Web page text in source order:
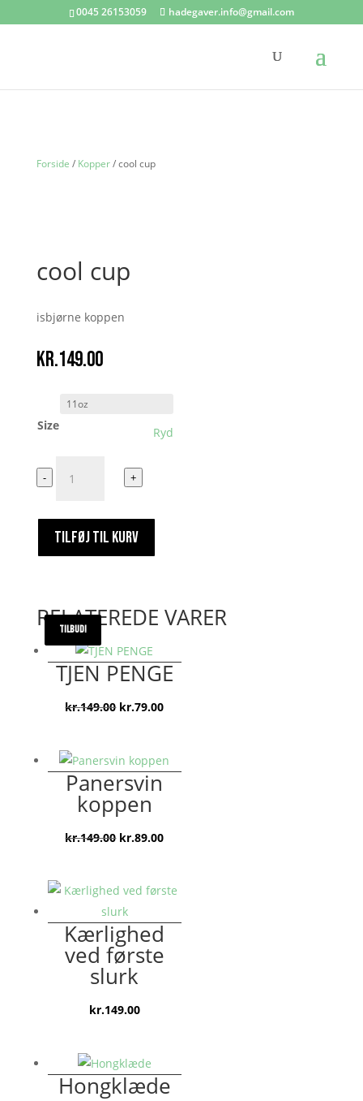
0045 26153059 hadegaver.info@gmail.com
Forside / Kopper/ cool cup
cool cup
isbjørne koppen
kr.149.00
Size Ryd
cool
cup
- +
TILFØJ TIL KURV
RELATEREDE VARER
TILBUD!
TJEN PENGE
kr.149.00 Den
var:
kr.149.00.
kr.79.00Den
er:
TILBUD!
Panersvin
koppen
kr.149.00 Den
var:
kr.149.00.
kr.89.00Den
er:
kr.89.00.
Kærlighed
ved første
slurk
kr.149.00
Hongklæde